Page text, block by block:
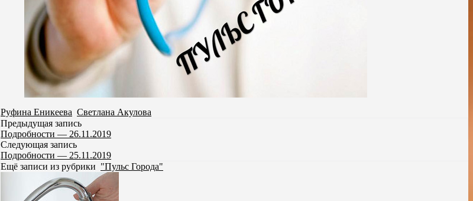
Руфина Еникеева Светлана Акулова
Предыдущая запись
Подробности — 26.11.2019
Следующая запись
Подробности — 25.11.2019
Ещё записи из рубрики "Пульс Города"